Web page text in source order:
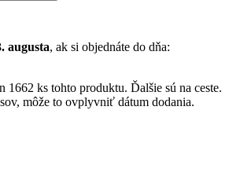
augusta, ak si objednáte do dňa:
1662 ks tohto produktu. Ďalšie sú na ceste.
môže to ovplyvniť dátum dodania.